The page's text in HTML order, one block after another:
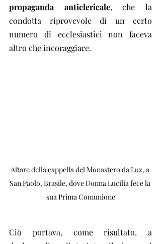
propaganda anticlericale, che la
condotta riprovevole di un certo
numero di ecclesiastici non faceva
altro che incoraggiare.
Altare della cappella del Monastero da Luz, a
San Paolo, Brasile, dove Donna Lucilia fece la
sua Prima Comunione
Ciò portava, come risultato, a